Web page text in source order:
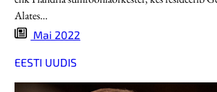
Alates…
Mai 2022
EESTI UUDIS